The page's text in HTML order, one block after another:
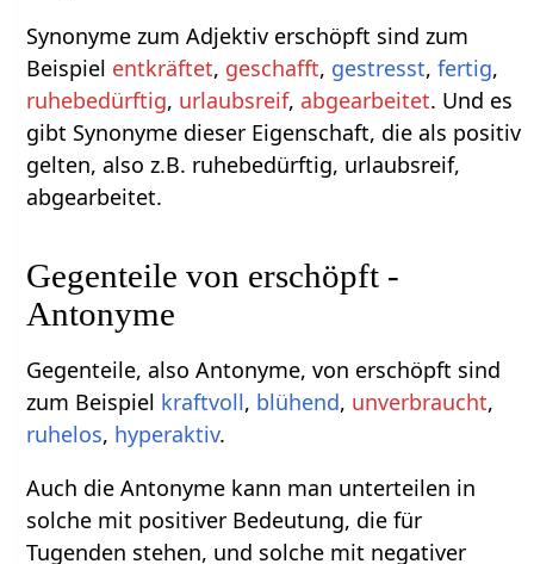
Synonyme zum Adjektiv erschöpft sind zum
Beispiel entkräftet, geschafft, gestresst,fertig,
ruhebedürftig, urlaubsreif, abgearbeitet. Und es
gibt Synonyme dieser Eigenschaft, die als positiv
gelten, also z.B. ruhebedürftig, urlaubsreif,
abgearbeitet.
Gegenteile von erschöpft -
Antonyme
Gegenteile, also Antonyme, von erschöpft sind
zum Beispiel kraftvoll, blühend, unverbraucht,
ruhelos, hyperaktiv.
Auch die Antonyme kann man unterteilen in
solche mit positiver Bedeutung, die für
Tugenden stehen, und solche mit negativer